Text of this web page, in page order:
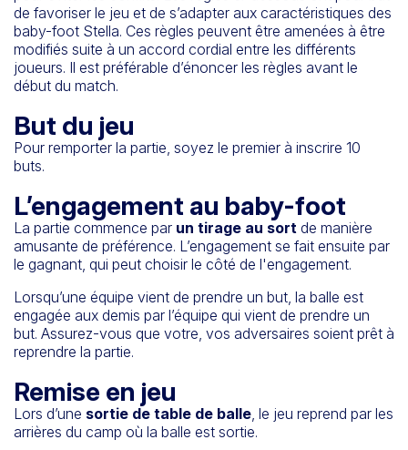
de favoriser le jeu et de s’adapter aux caractéristiques des
baby-foot Stella. Ces règles peuvent être amenées à être
modifiés suite à un accord cordial entre les différents
joueurs. Il est préférable d’énoncer les règles avant le
début du match.
But du jeu
Pour remporter la partie, soyez le premier à inscrire 10
buts.
L’engagement au baby-foot
La partie commence par un tirage au sort de manière
amusante de préférence. L’engagement se fait ensuite par
le gagnant, qui peut choisir le côté de l'engagement.
Lorsqu’une équipe vient de prendre un but, la balle est
engagée aux demis par l’équipe qui vient de prendre un
but. Assurez-vous que votre, vos adversaires soient prêt à
reprendre la partie.
Remise en jeu
Lors d’une sortie de table de balle , le jeu reprend par les
arrières du camp où la balle est sortie.